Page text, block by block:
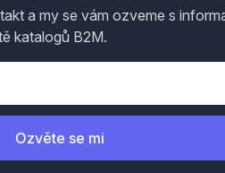
a my se vám ozveme s
katalogů B2M.
Ozvěte se mi